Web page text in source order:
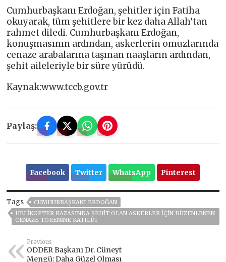
Cumhurbaşkanı Erdoğan, şehitler için Fatiha
okuyarak, tüm şehitlere bir kez daha Allah’tan
rahmet diledi. Cumhurbaşkanı Erdoğan,
konuşmasının ardından, askerlerin omuzlarında
cenaze arabalarına taşınan naaşların ardından,
şehit aileleriyle bir süre yürüdü.
Kaynak:www.tccb.gov.tr
Paylaş:
Facebook Twitter WhatsApp Pinterest
Tags
CUMHURBAŞKANI ERDOĞAN
HELIKOPTER KAZASINDA ŞEHIT OLAN ASKERLER IÇIN DÜZENLENEN
CENAZE TÖRENINE KATILDI
Previous
ODDER Başkanı Dr. Cüneyt
Mengü: Daha Güzel Olması